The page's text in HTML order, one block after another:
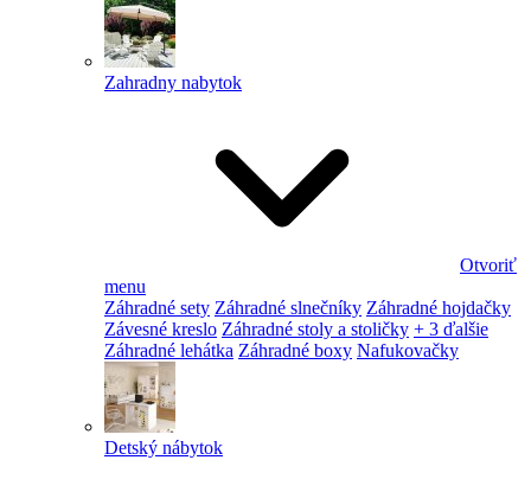
Zahradny nabytok
Otvoriť
menu
Záhradné sety Záhradné slnečníky Záhradné hojdačky
Závesné kreslo Záhradné stoly a stoličky + 3 ďalšie
Záhradné lehátka Záhradné boxy Nafukovačky
Detský nábytok